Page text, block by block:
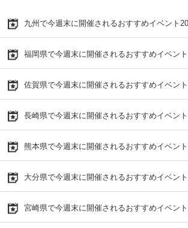
九州で今週末に開催されるおすすめイベント
福岡県で今週末に開催されるおすすめイベン
佐賀県で今週末に開催されるおすすめイベン
長崎県で今週末に開催されるおすすめイベン
熊本県で今週末に開催されるおすすめイベン
大分県で今週末に開催されるおすすめイベン
宮崎県で今週末に開催されるおすすめイベン